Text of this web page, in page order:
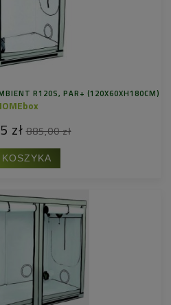
R120S, PAR+ (120X60XH180CM)
zł 885,00 zł